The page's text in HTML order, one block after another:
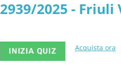
2939/2025 -
INIZIA QUIZ Acquista ora